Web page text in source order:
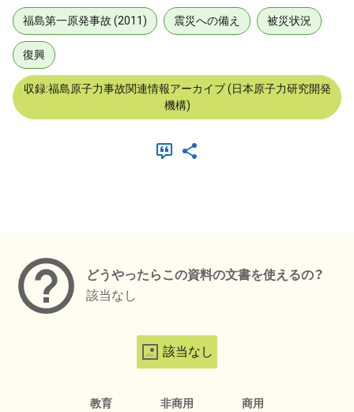
福島第一原発事故 (2011) 震災への備え 被災状況
復興
収録:福島原子力事故関連情報アーカイブ (日本原子力研究開発
機構)
どうやったらこの資料の文書を使えるの？
該当なし
該当なし
教育 非商用 商用